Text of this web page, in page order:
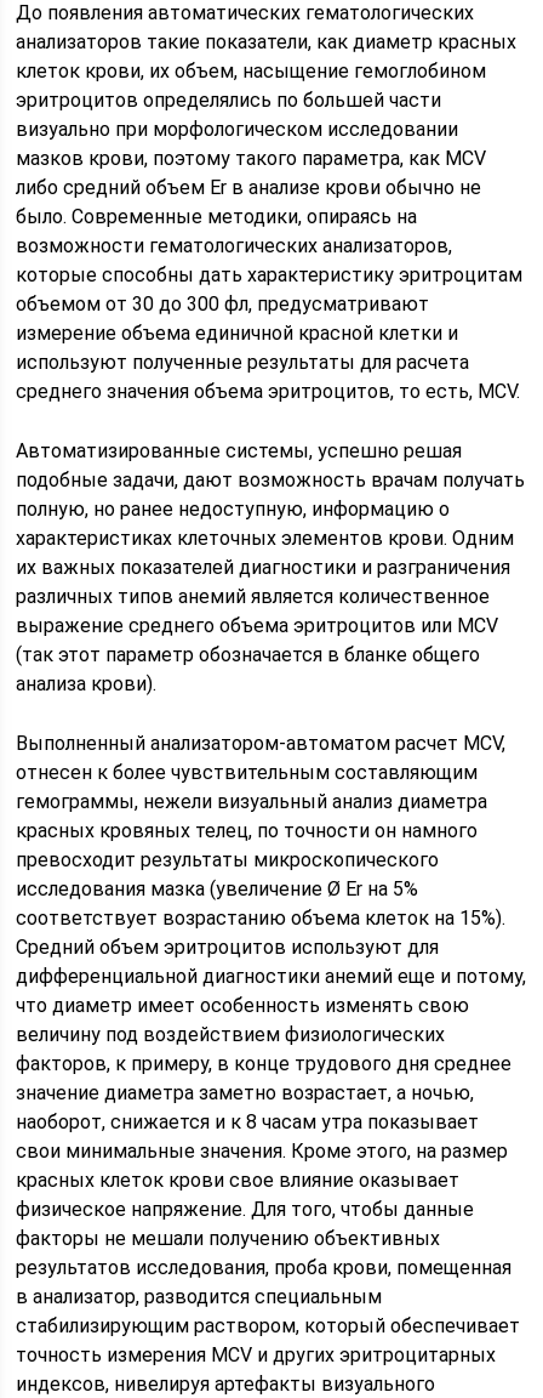
До появления автоматических гематологических
анализаторов такие показатели, как диаметр красных
клеток крови, их объем, насыщение гемоглобином
эритроцитов определялись по большей части
визуально при морфологическом исследовании
мазков крови, поэтому такого параметра, как MCV
либо средний объем Er в анализе крови обычно не
было. Современные методики, опираясь на
возможности гематологических анализаторов,
которые способны дать характеристику эритроцитам
объемом от 30 до 300 фл, предусматривают
измерение объема единичной красной клетки и
используют полученные результаты для расчета
среднего значения объема эритроцитов, то есть, MCV.
Автоматизированные системы, успешно решая
подобные задачи, дают возможность врачам получать
полную, но ранее недоступную, информацию о
характеристиках клеточных элементов крови. Одним
их важных показателей диагностики и разграничения
различных типов анемий является количественное
выражение среднего объема эритроцитов или MCV
(так этот параметр обозначается в бланке общего
анализа крови).
Выполненный анализатором-автоматом расчет MCV,
отнесен к более чувствительным составляющим
гемограммы, нежели визуальный анализ диаметра
красных кровяных телец, по точности он намного
превосходит результаты микроскопического
исследования мазка (увеличение Ø Er на 5%
соответствует возрастанию объема клеток на 15%).
Средний объем эритроцитов используют для
дифференциальной диагностики анемий еще и потому,
что диаметр имеет особенность изменять свою
величину под воздействием физиологических
факторов, к примеру, в конце трудового дня среднее
значение диаметра заметно возрастает, а ночью,
наоборот, снижается и к 8 часам утра показывает
свои минимальные значения. Кроме этого, на размер
красных клеток крови свое влияние оказывает
физическое напряжение. Для того, чтобы данные
факторы не мешали получению объективных
результатов исследования, проба крови, помещенная
в анализатор, разводится специальным
стабилизирующим раствором, который обеспечивает
точность измерения MCV и других эритроцитарных
индексов, нивелируя артефакты визуального